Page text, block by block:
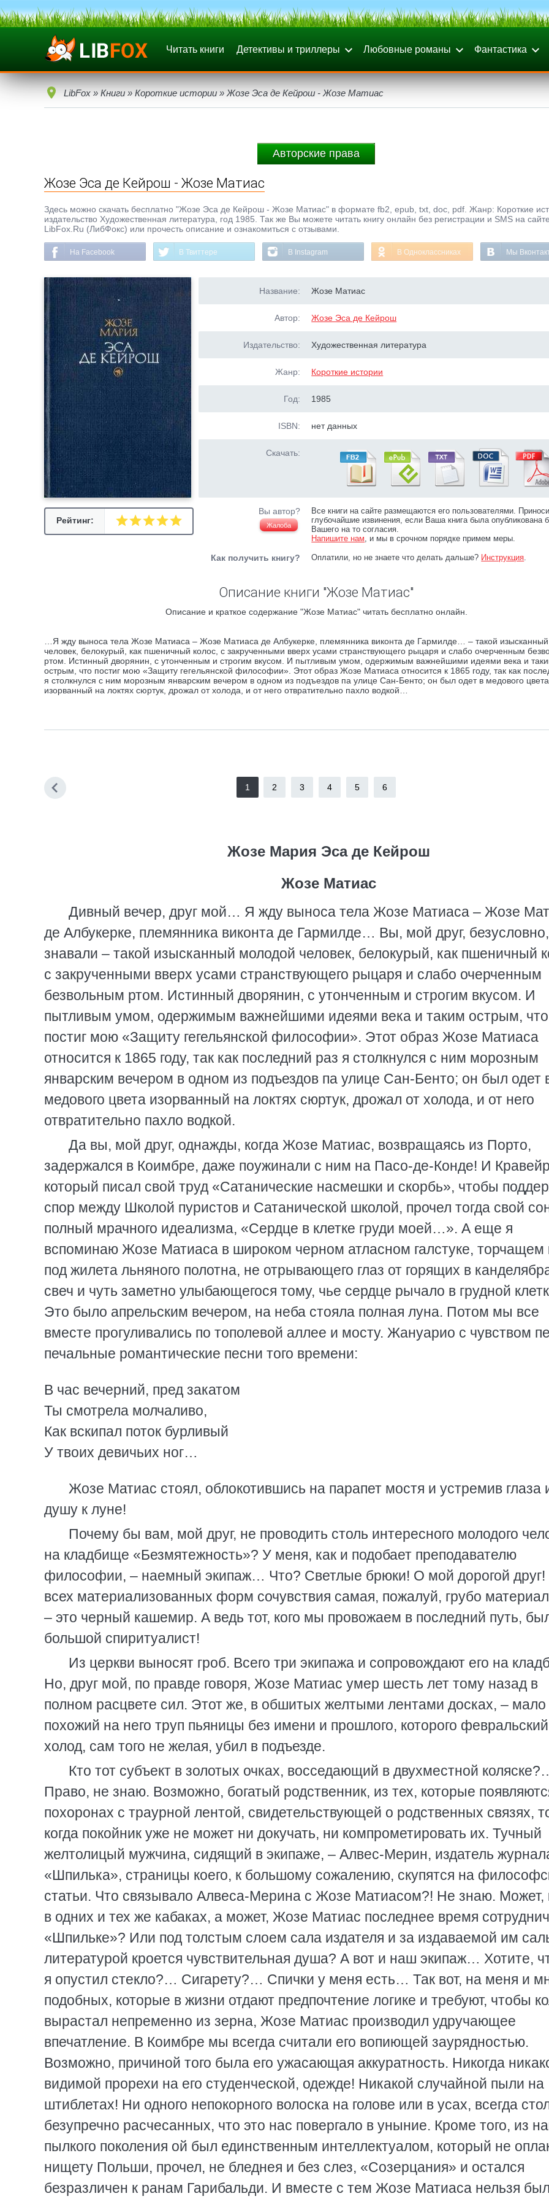
Читать книги Детективы и триллеры Любовные романы Фантастика
LibFox » Книги » Короткие истории » Жозе Эса де Кейрош - Жозе Матиас
Авторские права
Жозе Эса де Кейрош - Жозе Матиас
Здесь можно скачать бесплатно "Жозе Эса де Кейрош - Жозе Матиас" в формате fb2, epub, txt, doc, pdf. Жанр: Короткие
издательство Художественная литература, год 1985. Так же Вы можете читать книгу онлайн без регистрации и SMS на сайте
LibFox.Ru (ЛибФокс) или прочесть описание и ознакомиться с отзывами.
На Facebook В Твиттере В Instagram В Одноклассниках Мы
Рейтинг:
Название: Жозе Матиас
Автор: Жозе Эса де Кейрош
Издательство: Художественная литература
Жанр: Короткие истории
Год: 1985
ISBN: нет данных
Скачать:
Вы автор?
Жалоба
Все книги на сайте размещаются его пользователями.
глубочайшие извинения, если Ваша книга была опубликована
Вашего на то согласия.
Напишите нам, и мы в срочном порядке примем меры.
Как получить книгу? Оплатили, но не знаете что делать дальше? Инструкция.
Описание книги "Жозе Матиас"
Описание и краткое содержание "Жозе Матиас" читать бесплатно онлайн.
…Я жду выноса тела Жозе Матиаса – Жозе Матиаса де Албукерке, племянника виконта де Гармилде… – такой
человек, белокурый, как пшеничный колос, с закрученными вверх усами странствующего рыцаря и слабо очерченным
ртом. Истинный дворянин, с утонченным и строгим вкусом. И пытливым умом, одержимым важнейшими идеями века и
острым, что постиг мою «Защиту гегельянской философии». Этот образ Жозе Матиаса относится к 1865 году, так как
я столкнулся с ним морозным январским вечером в одном из подъездов па улице Сан-Бенто; он был одет в медового цвета
изорванный на локтях сюртук, дрожал от холода, и от него отвратительно пахло водкой…
1 2 3 4 5 6
Жозе Мария Эса де Кейрош
Жозе Матиас
Дивный вечер, друг мой… Я жду выноса тела Жозе Матиаса – Жозе
де Албукерке, племянника виконта де Гармилде… Вы, мой друг, безусловно,
знавали – такой изысканный молодой человек, белокурый, как пшеничный
с закрученными вверх усами странствующего рыцаря и слабо очерченным
безвольным ртом. Истинный дворянин, с утонченным и строгим вкусом. И
пытливым умом, одержимым важнейшими идеями века и таким острым, что
постиг мою «Защиту гегельянской философии». Этот образ Жозе Матиаса
относится к 1865 году, так как последний раз я столкнулся с ним морозным
январским вечером в одном из подъездов па улице Сан-Бенто; он был одет
медового цвета изорванный на локтях сюртук, дрожал от холода, и от него
отвратительно пахло водкой.
Да вы, мой друг, однажды, когда Жозе Матиас, возвращаясь из Порто,
задержался в Коимбре, даже поужинали с ним на Пасо-де-Конде! И
который писал свой труд «Сатанические насмешки и скорбь», чтобы
спор между Школой пуристов и Сатанической школой, прочел тогда свой
полный мрачного идеализма, «Сердце в клетке груди моей…». А еще я
вспоминаю Жозе Матиаса в широком черном атласном галстуке, торчащем
под жилета льняного полотна, не отрывающего глаз от горящих в
свеч и чуть заметно улыбающегося тому, чье сердце рычало в грудной
Это было апрельским вечером, на неба стояла полная луна. Потом мы все
вместе прогуливались по тополевой аллее и мосту. Жануарио с чувством
печальные романтические песни того времени:
В час вечерний, пред закатом
Ты смотрела молчаливо,
Как вскипал поток бурливый
У твоих девичьих ног…
Жозе Матиас стоял, облокотившись на парапет мостя и устремив глаза
душу к луне!
Почему бы вам, мой друг, не проводить столь интересного молодого
на кладбище «Безмятежность»? У меня, как и подобает преподавателю
философии, – наемный экипаж… Что? Светлые брюки! О мой дорогой друг!
всех материализованных форм сочувствия самая, пожалуй, грубо
– это черный кашемир. А ведь тот, кого мы провожаем в последний путь,
большой спиритуалист!
Из церкви выносят гроб. Всего три экипажа и сопровождают его на
Но, друг мой, по правде говоря, Жозе Матиас умер шесть лет тому назад в
полном расцвете сил. Этот же, в обшитых желтыми лентами досках, – мало
похожий на него труп пьяницы без имени и прошлого, которого февральский
холод, сам того не желая, убил в подъезде.
Кто тот субъект в золотых очках, восседающий в двухместной
Право, не знаю. Возможно, богатый родственник, из тех, которые
похоронах с траурной лентой, свидетельствующей о родственных связях,
когда покойник уже не может ни докучать, ни компрометировать их. Тучный
желтолицый мужчина, сидящий в экипаже, – Алвес-Мерин, издатель
«Шпилька», страницы коего, к большому сожалению, скупятся на
статьи. Что связывало Алвеса-Мерина с Жозе Матиасом?! Не знаю. Может,
в одних и тех же кабаках, а может, Жозе Матиас последнее время
«Шпильке»? Или под толстым слоем сала издателя и за издаваемой им
литературой кроется чувствительная душа? А вот и наш экипаж… Хотите,
я опустил стекло?… Сигарету?… Спички у меня есть… Так вот, на меня и
подобных, которые в жизни отдают предпочтение логике и требуют, чтобы
вырастал непременно из зерна, Жозе Матиас производил удручающее
впечатление. В Коимбре мы всегда считали его вопиющей заурядностью.
Возможно, причиной того была его ужасающая аккуратность. Никогда
видимой прорехи на его студенческой, одежде! Никакой случайной пыли на
штиблетах! Ни одного непокорного волоска на голове или в усах, всегда
безупречно расчесанных, что это нас повергало в уныние. Кроме того, из
пылкого поколения ой был единственным интеллектуалом, который не
нищету Польши, прочел, не бледнея и без слез, «Созерцания» и остался
безразличен к ранам Гарибальди. И вместе с тем Жозе Матиаса нельзя